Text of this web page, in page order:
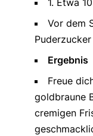
1. Etwa
Vor dem
Ergebnis
Freue
goldbraune
cremigen